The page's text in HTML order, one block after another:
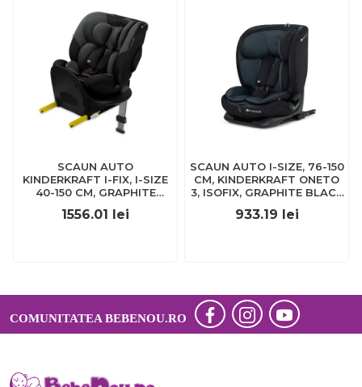
SCAUN AUTO
KINDERKRAFT I-FIX, I-SIZE
40-150 CM, GRAPHITE
VIVKCIFIX00BLK0000
1556.01 lei
SCAUN AUTO I-SIZE, 76-150
CM, KINDERKRAFT ONETO
3, ISOFIX, GRAPHITE BLACK
933.19 lei
COMUNITATEA BEBENOU.RO